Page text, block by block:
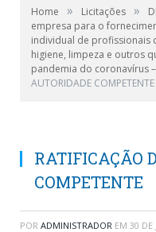
Home » Licitações »
empresa para o
individual de profissionais
higiene, limpeza e outros
pandemia do coronavírus –
AUTORIDADE COMPETENTE
RATIFICAÇÃO
COMPETENTE
POR ADMINISTRADOR EM 30 DE